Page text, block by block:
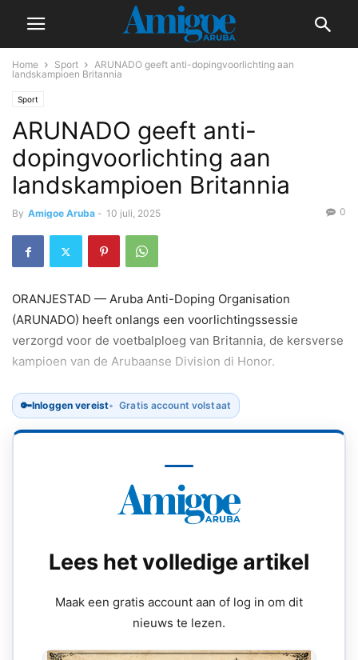
Home Sport
ARUNADO geeft anti-dopingvoorlichting aan
landskampioen Britannia
Sport
ARUNADO geeft anti-
dopingvoorlichting aan
landskampioen Britannia
By Amigoe Aruba - 10 juli, 2025 0
ORANJESTAD — Aruba Anti-Doping Organisation
(ARUNADO) heeft onlangs een voorlichtingssessie
verzorgd voor de voetbalploeg van Britannia, de kersverse
kampioen van de Arubaanse Division di Honor.
🔑Inloggen vereist Gratis account volstaat
Lees het volledige artikel
Maak een gratis account aan of log in om dit
nieuws te lezen.